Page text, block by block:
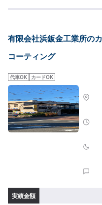
有限会社浜鈑金工業所の
コーティング
代車OK カードOK
実績金額